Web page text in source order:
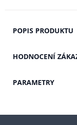
POPIS PRODUKTU
HODNOCENÍ
PARAMETRY